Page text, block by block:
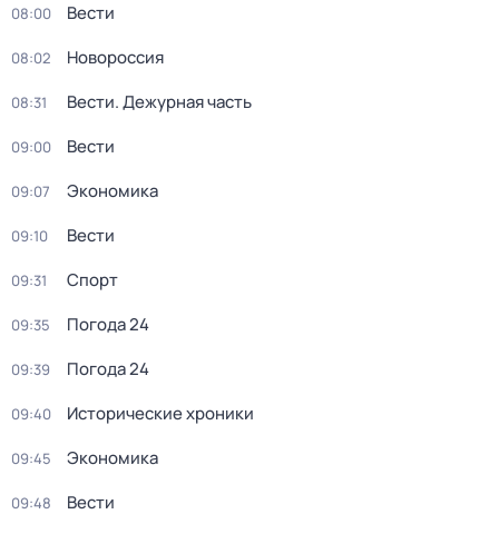
08:00 Вести
08:02 Новороссия
08:31 Вести. Дежурная часть
09:00 Вести
09:07 Экономика
09:10 Вести
09:31 Спорт
09:35 Погода 24
09:39 Погода 24
09:40 Исторические хроники
09:45 Экономика
09:48 Вести